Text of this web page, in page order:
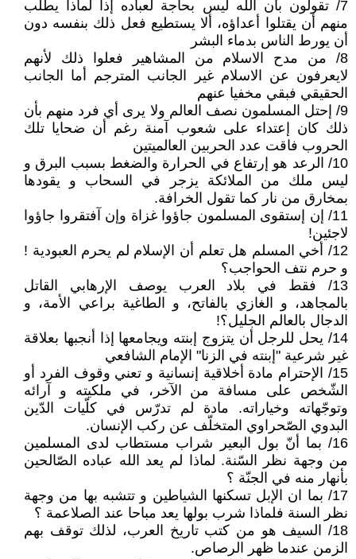
7/ تقولون بأن الله ليس بحاجة لعباده إذا لماذا يطلب
منهم أن يقتلوا أعداؤه، ألا يستطيع فعل ذلك بنفسه دون
أن يورط الناس بدماء البشر
8/ من مدح الاسلام من المشاهير فعلوا ذلك لأنهم
لايعرفون عن الاسلام غير الجانب المترجم أما الجانب
الحقيقي فبقي مخفيا عنهم
9/ إحتل المسلمون نصف العالم ولا يرى أي فرد منهم بأن
ذلك كان إعتداء على شعوب آمنة رغم أن ضحايا تلك
الحروب فاقت عدد الحربين العالميتين
10/ الرعد هو إرتفاع في الحرارة والضغط بسبب البرق و
ليس ملك من الملائكة يزجر في السحاب و يقودها
بمخارق من نار كما تقول الخرافة.
11/ إن إستقوى المسلمون جاؤوا غزاة وإن آفتقروا جاؤوا
لاجئين!
12/ أخي المسلم هل تعلم أن الإسلام لم يحرم العبودية !
و حرم نتف الحواجب؟
13/ فقط في بلاد العرب يوصف الإرهابي القاتل
بالمجاهد، و الغازي بالفاتح، و الطاغية براعي الأمة، و
الدجال بالعالم الجليل؟!
14/ يحل للرجل أن يتزوج إبنته ويجامعها إذا أنجبها بعلاقة
غير شرعية "إبنته في الزنا" الإمام الشافعي
15/ الإحترام مادة أخلاقية إنسانية و تعني وقوف الفرد أو
الشّخص على مسافة من الآخر، في ملكيته و آرائه
وتوجّهاته وخياراته. مادة لم تدرّس في كلّيات الدّين
البدوي الصّحراوي المتخلّف عن ركب الإنسان.
16/ بما أنّ بول البعير شراب مستطاب لدى المسلمين
من وجهة نظر السّنة. لماذا لم يعد الله عباده الصّالحين
بأنهار منه في الجنّة ؟
17/ بما ان الإبل تسكنها الشياطين و تتشبه بها من وجهة
نظر السنة فلماذا شرب بولها يعد مباحا عند الصلاعمة ؟
18/ السيف هو من كتب تاريخ العرب، لذلك توقف بهم
الزمن عندما ظهر الرصاص.